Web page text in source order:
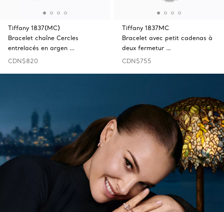
Tiffany 1837(MC)
Bracelet chaîne Cercles
entrelacés en argen …
CDN$820
Tiffany 1837MC
Bracelet avec petit cadenas à
deux fermetur …
CDN$755